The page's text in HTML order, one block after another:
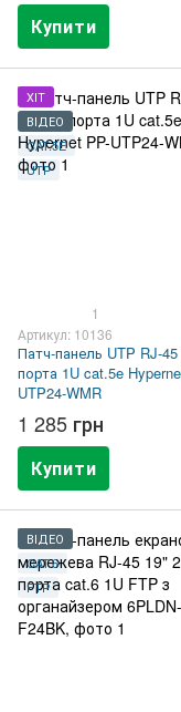
Купити
ХІТ
ВІДЕО
CAT.5E
UTP
1
Артикул: 10136
Патч-панель UTP RJ-
порта 1U cat.5e
UTP24-WMR
1 285 грн
Купити
ВІДЕО
CAT.6
FTP